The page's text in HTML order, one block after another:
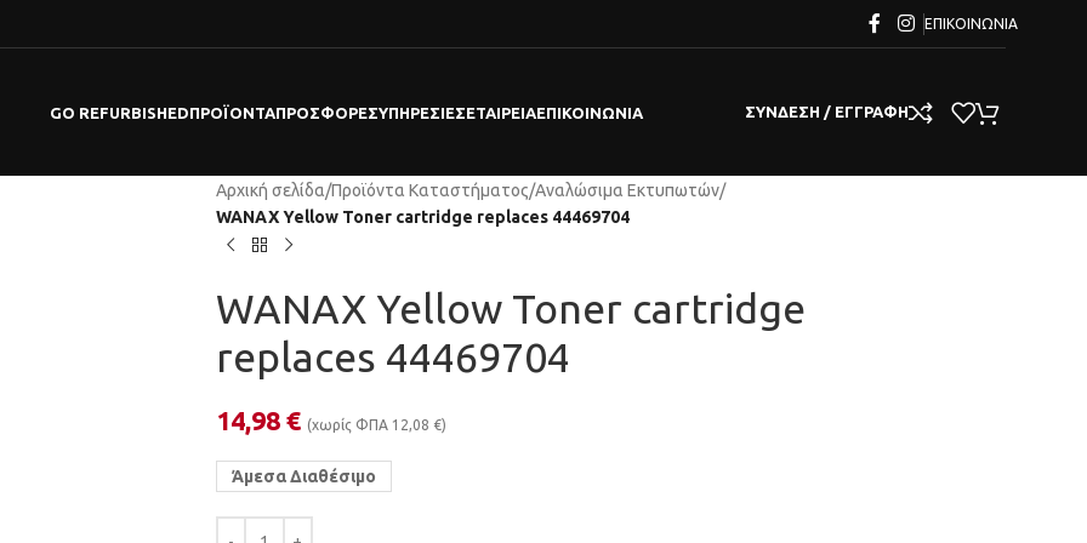
ΕΠΙΚΟΙΝΩΝΊΑ
GO REFURBISHEDΠΡΟΪΌΝΤΑΠΡΟΣΦΟΡΕΣΥΠΗΡΕΣΊΕΣΕΤΑΙΡΕΊΑΕΠΙΚΟΙΝΩΝΊΑ ΣΎΝΔΕΣΗ / ΕΓΓΡΑΦΉ
Αρχική σελίδα/Προϊόντα Καταστήματος/Αναλώσιμα Εκτυπωτών/
WANAX Yellow Toner cartridge replaces 44469704
WANAX Yellow Toner cartridge
replaces 44469704
14,98 € (χωρίς ΦΠΑ 12,08 €)
Άμεσα Διαθέσιμο